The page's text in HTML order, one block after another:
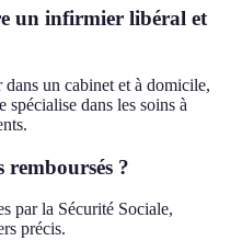
un infirmier libéral et
un cabinet et à domicile,
spécialise dans les soins à
remboursés ?
par la Sécurité Sociale,
précis.